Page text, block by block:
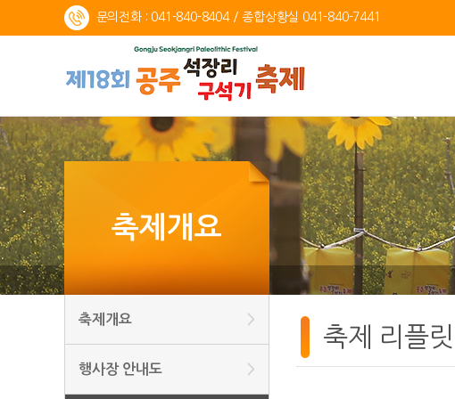
문의전화: 041-840-8404 / 종합상황실 041-840-7441
축제개요
축제개요 >
행사장 안내도 >
축제 리플릿